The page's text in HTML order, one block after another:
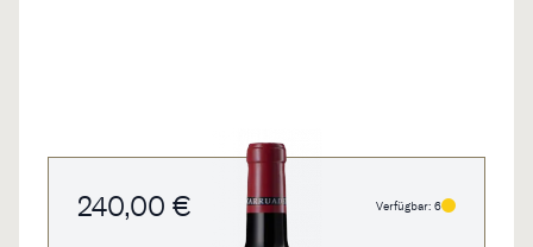
240,00 € Verfügbar: 6